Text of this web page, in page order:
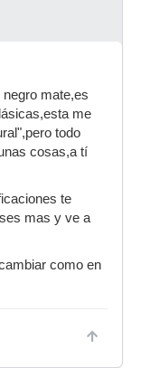
mate,es
me
todo
cosas,a tí
te
mas y ve a
como en